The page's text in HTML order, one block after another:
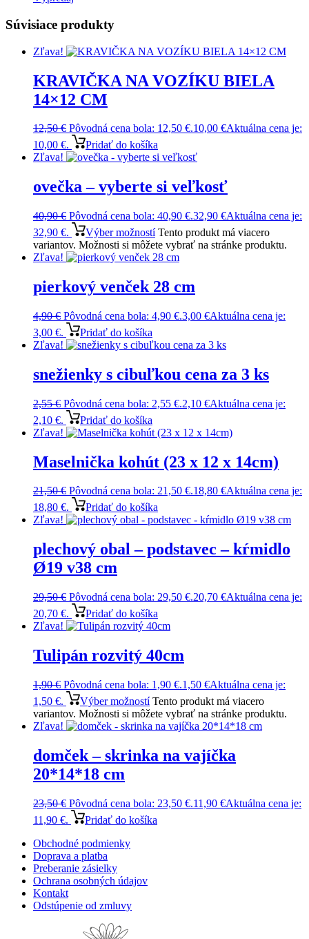
Súvisiace produkty
Zľava!
KRAVIČKA NA VOZÍKU BIELA
14×12 CM
12,50€ Pôvodná cena bola: 12,50 €.10,00 €Aktuálna cena je:
10,00 €.
Pridať do košíka
Zľava!
ovečka – vyberte si veľkosť
40,90€ Pôvodná cena bola: 40,90 €.32,90 €Aktuálna cena je:
32,90 €.
Výber možností Tento produkt má viacero
variantov. Možnosti si môžete vybrať na stránke produktu.
Zľava!
pierkový venček 28 cm
4,90€ Pôvodná cena bola: 4,90 €.3,00 €Aktuálna cena je:
3,00 €.
Pridať do košíka
Zľava!
snežienky s cibuľkou cena za 3 ks
2,55€ Pôvodná cena bola: 2,55 €.2,10 €Aktuálna cena je:
2,10 €.
Pridať do košíka
Zľava!
Maselnička kohút (23 x 12 x 14cm)
21,50€ Pôvodná cena bola: 21,50 €.18,80 €Aktuálna cena je:
18,80 €.
Pridať do košíka
Zľava!
plechový obal – podstavec – kŕmidlo
Ø19 v38 cm
29,50€ Pôvodná cena bola: 29,50 €.20,70 €Aktuálna cena je:
20,70 €.
Pridať do košíka
Zľava!
Tulipán rozvitý 40cm
1,90€ Pôvodná cena bola: 1,90 €.1,50 €Aktuálna cena je:
1,50 €.
Výber možností Tento produkt má viacero
variantov. Možnosti si môžete vybrať na stránke produktu.
Zľava!
domček – skrinka na vajíčka
20*14*18 cm
23,50€ Pôvodná cena bola: 23,50 €.11,90 €Aktuálna cena je:
11,90 €.
Pridať do košíka
Obchodné podmienky
Doprava a platba
Preberanie zásielky
Ochrana osobných údajov
Kontakt
Odstúpenie od zmluvy